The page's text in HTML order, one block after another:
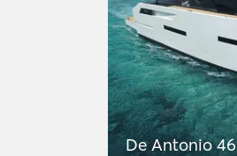
De Antonio 46